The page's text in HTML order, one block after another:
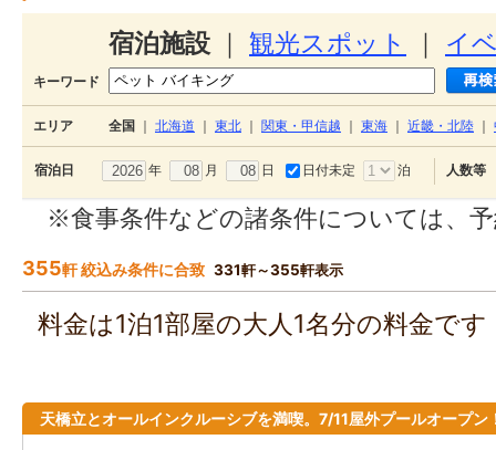
宿泊施設 観光スポット イ
キーワード
エリア 全国 北海道 東北 関東・甲信越 東海 近畿・北陸
宿泊日 年 月 日 日付未定 泊 人数等
※食事条件などの諸条件については、
355軒 絞込み条件に合致 331軒～355軒表示
料金は1泊1部屋の大人1名分の料金で
天橋立とオールインクルーシブを満喫。7/11屋外プールオープン